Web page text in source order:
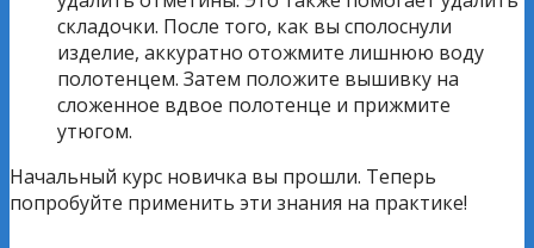
складочки. После того, как вы сполоснули
изделие, аккуратно отожмите лишнюю воду
полотенцем. Затем положите вышивку на
сложенное вдвое полотенце и прижмите
утюгом.
Начальный курс новичка вы прошли. Теперь
попробуйте применить эти знания на практике!